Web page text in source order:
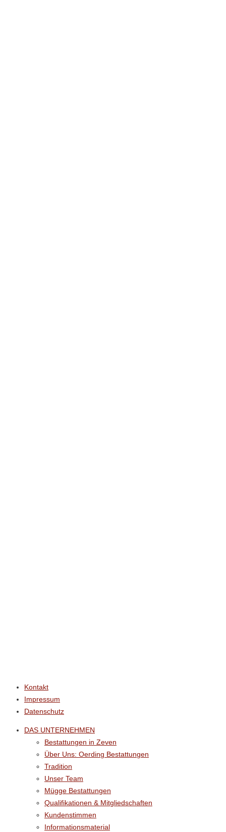
Kontakt
Impressum
Datenschutz
DAS UNTERNEHMEN
Bestattungen in Zeven
Über Uns: Oerding Bestattungen
Tradition
Unser Team
Mügge Bestattungen
Qualifikationen & Mitgliedschaften
Kundenstimmen
Informationsmaterial